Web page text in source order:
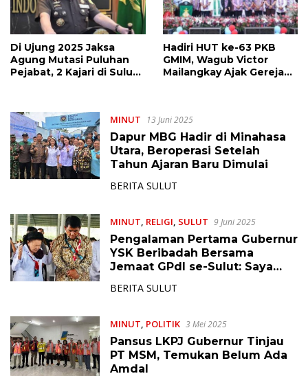
Di Ujung 2025 Jaksa
Agung Mutasi Puluhan
Pejabat, 2 Kajari di Sulut
Hadiri HUT ke-63 PKB
GMIM, Wagub Victor
Mailangkay Ajak Gereja
MINUT
13 Juni 2025
Dapur MBG Hadir di Minahasa
Utara, Beroperasi Setelah
Tahun Ajaran Baru Dimulai
BERITA SULUT
MINUT RELIGI SULUT 9 Juni 2025
Pengalaman Pertama Gubernur
YSK Beribadah Bersama
Jemaat GPdI se-Sulut: Saya
BERITA SULUT
MINUT POLITIK 3 Mei 2025
Pansus LKPJ Gubernur Tinjau
PT MSM, Temukan Belum Ada
Amdal